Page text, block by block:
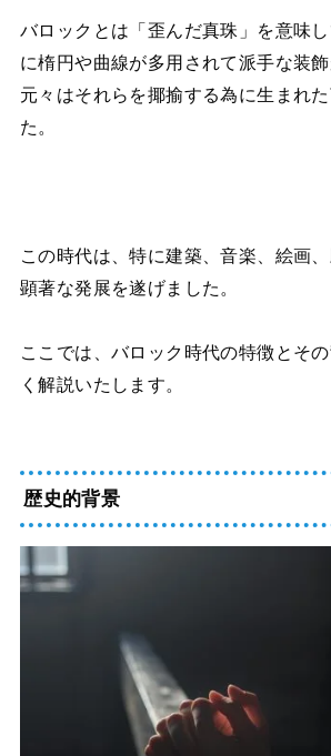
バロックとは「歪んだ真珠」を意味
に楕円や曲線が多用されて派手な装飾
元々はそれらを揶揄する為に生まれ
た。
この時代は、特に建築、音楽、絵画
顕著な発展を遂げました。
ここでは、バロック時代の特徴とそ
く解説いたします。
歴史的背景